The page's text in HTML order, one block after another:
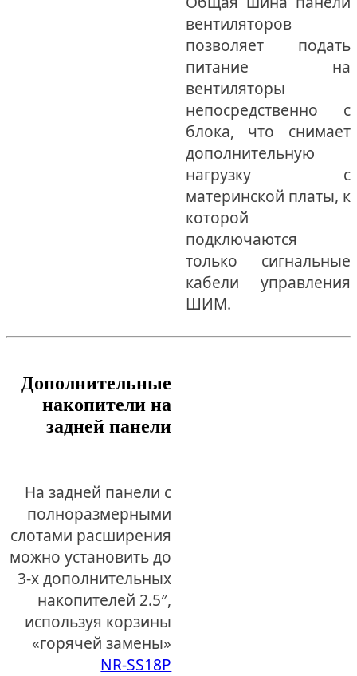
вентиляторов
позволяет подать
питание на
вентиляторы
непосредственно с
блока, что снимает
дополнительную
нагрузку с
материнской платы, к
которой
подключаются
только сигнальные
кабели управления
ШИМ.
Дополнительные
накопители на
задней панели
На задней панели с
полноразмерными
слотами расширения
можно установить до
3-х дополнительных
накопителей 2.5″,
используя корзины
«горячей замены»
NR-SS18P